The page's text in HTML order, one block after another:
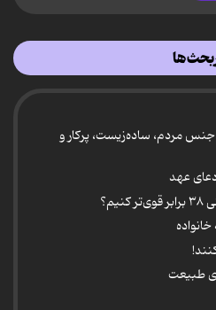
مردم، ساده‌زیست، پرکار و
عهد
طبیعت